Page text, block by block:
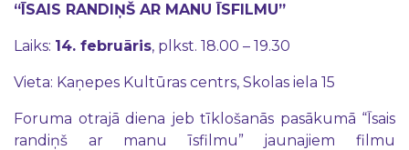
“ĪSAIS RANDIŅŠ AR MANU ĪSFILMU”
Laiks: 14. februāris, plkst. 18.00 – 19.30
Vieta: Kaņepes Kultūras centrs, Skolas iela 15
Foruma otrajā diena jeb tīklošanās pasākumā “Īsais
randiņš ar manu īsfilmu” jaunajiem filmu